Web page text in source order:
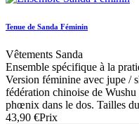
Tenue de Sanda Féminin
Vêtements Sanda
Ensemble spécifique à la
Version féminine avec jupe /
fédération chinoise de
phœnix dans le dos. Tailles
43,90 €Prix